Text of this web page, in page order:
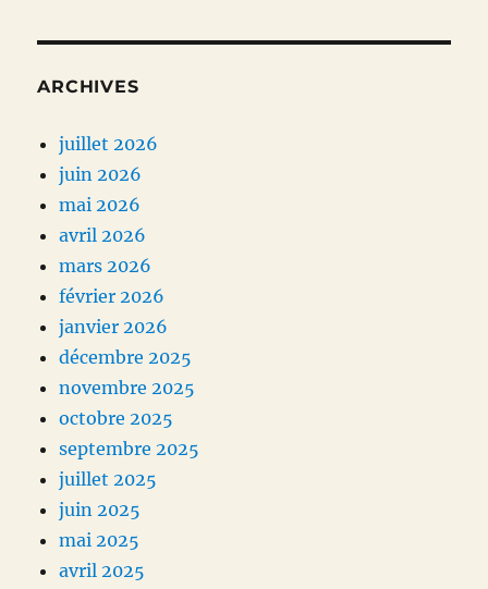
ARCHIVES
juillet 2026
juin 2026
mai 2026
avril 2026
mars 2026
février 2026
janvier 2026
décembre 2025
novembre 2025
octobre 2025
septembre 2025
juillet 2025
juin 2025
mai 2025
avril 2025